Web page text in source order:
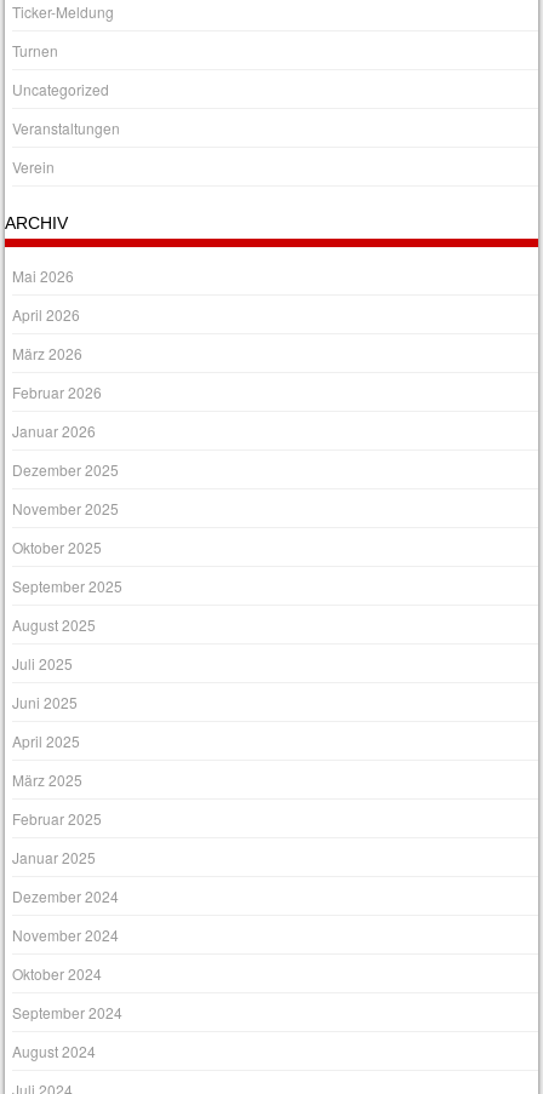
Ticker-Meldung
Turnen
Uncategorized
Veranstaltungen
Verein
ARCHIV
Mai 2026
April 2026
März 2026
Februar 2026
Januar 2026
Dezember 2025
November 2025
Oktober 2025
September 2025
August 2025
Juli 2025
Juni 2025
April 2025
März 2025
Februar 2025
Januar 2025
Dezember 2024
November 2024
Oktober 2024
September 2024
August 2024